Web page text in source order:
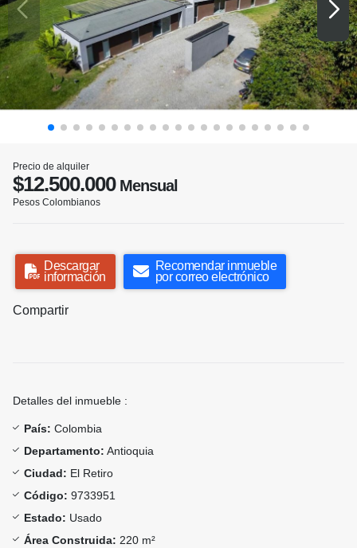
Precio de alquiler
$12.500.000Mensual
Pesos Colombianos
Descargar
información
Recomendar inmueble
por correo electrónico
Compartir
Detalles del inmueble :
País: Colombia
Departamento: Antioquia
Ciudad: El Retiro
Código: 9733951
Estado: Usado
Área Construida: 220 m²